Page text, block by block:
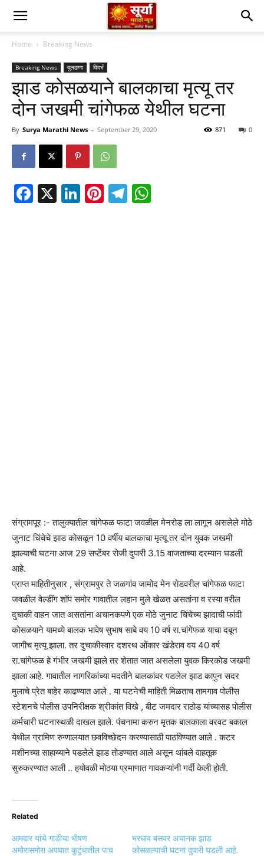
Home Breaking News
Breaking News बुलढाणा विदर्भ
झाड कोसळयाने बालकाचा मृत्यू तर
दोन जखमी चांगेफळ येथील घटना
By Surya Marathi News - September 29, 2020 0
871
Facebook
X LinkedIn
Pinterest
Telegram
संग्रामपूर :- तालुक्यातील चांगेफळ फाटा जवळील मेनरोड ला लागून असलेले मोठे
जुनाट चिंचेचे झाड कोसळून 10 वर्षीय बालकाचा मृत्यू तर दोन युवक जखमी
झाल्याची घटना आज 29 सप्टेंबर रोजी दुपारी 3.15 वाजताच्या दरम्यान घडली
आहे.
प्राप्त माहितीनुसार , संग्रामपुर ते जळगांव जामोद मेन रोडवरील चांगेफळ फाटा
जवळील वेल्डींग शॉप समोर गावातील लहान मुले खेळत असतांना व रस्या वरील
दुचाकी वाहन जात असतांना अचानकपणे एक मोठे जुनाट चिंचेच्य झादाची फांदी
कोसळयाने यामध्ये बालक भावेष सुभाष साबे वय 10 वर्ष रा.चांगेफळ याचा दबून
जागीच मृत्यू झाला. तर दुचाकीस्वार दशरथ ओंकार खंडेराव वय 40 वर्ष
रा.चांगेफळ हे गंभीर जखमी झाले तर शेतात जात असलेला युवक किरकोड जखमी
झाला आहे. गावातील नागरिकांच्या मदतीने बालकांवर पडलेल झाड कापुन सदर
मुलाचे प्रेत बाहेर काढण्यात आले . या घटनेची माहिती मिळताच तामगाव पोलीस
स्टेशनचे पोलीस उपनिरीक्षक श्रीकांत विखे , बीट जमदार राठोड यांच्यासह पोलीस
कर्मचारी घटनास्थळी दाखल झाले. पंचनामा करुन मृतक बालकाला वरवट बकाल
येथील ग्रामिण रुग्णालयात छवविच्छेदन करण्यासाठी पाठविण्यात आले . कटर
मशीनच्या साहाय्याने पडलेले झाड तोडण्यात आले असून थांबले वाहतूक
सुरुकरण्यात आली .. हयोवळी मोठया प्रमाणात गावकऱ्यांनी गर्दी केली होती.
Related
आमदार यांचे गाडीचा भीषण
अमोरासमोरा अपघात कुटुंबातील पाच
भरधाव बसवर अचानक झाड
कोसळल्याची घटना दुपारी घडली आहे.